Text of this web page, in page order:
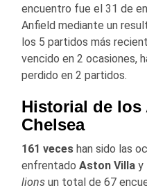
encuentro fue el 31 de
Anfield mediante un
los 5 partidos más
vencido en 2 ocasiones,
perdido en 2 partidos.
Historial de los
Chelsea
161 veces han sido las
enfrentado Aston Villa y
lions un total de 67